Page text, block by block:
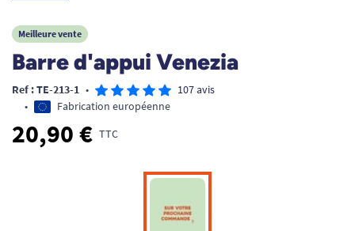
Meilleure vente
Barre d'appui Venezia
Ref : TE-213-1 •
107 avis
•
Fabrication européenne
20,90 € TTC